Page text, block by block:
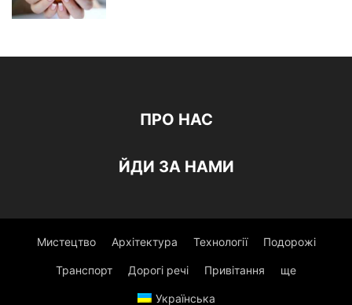
ПРО НАС
ЙДИ ЗА НАМИ
Мистецтво Архітектура Технології Подорожі
Транспорт Дорогі речі Привітання ще
Українська